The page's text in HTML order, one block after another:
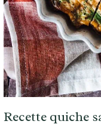
Recette quiche